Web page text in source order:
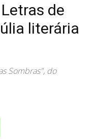
de
literária
Sombras", do